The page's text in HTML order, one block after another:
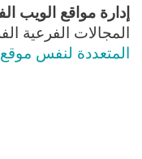
إدارة مواقع الويب
المجالات الفرعية
المتعددة لنفس